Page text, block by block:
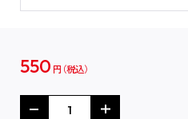
550 円